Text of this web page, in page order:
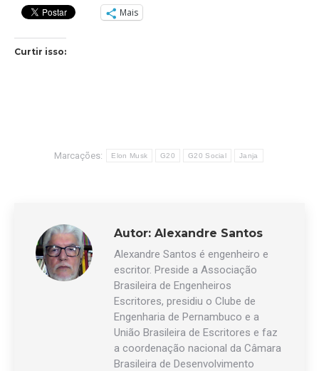
Mais
Curtir isso:
Marcações: Elon Musk G20 G20 Social Janja
Autor: Alexandre Santos
Alexandre Santos é engenheiro e
escritor. Preside a Associação
Brasileira de Engenheiros
Escritores, presidiu o Clube de
Engenharia de Pernambuco e a
União Brasileira de Escritores e faz
a coordenação nacional da Câmara
Brasileira de Desenvolvimento